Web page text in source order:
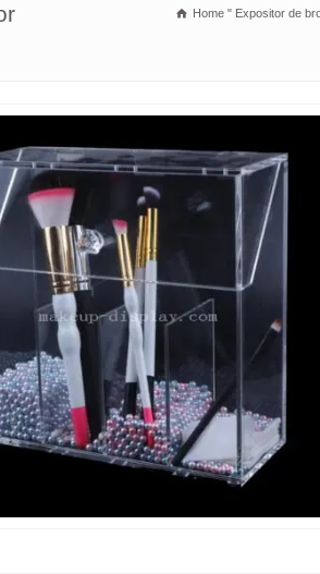
Home " Expositor de